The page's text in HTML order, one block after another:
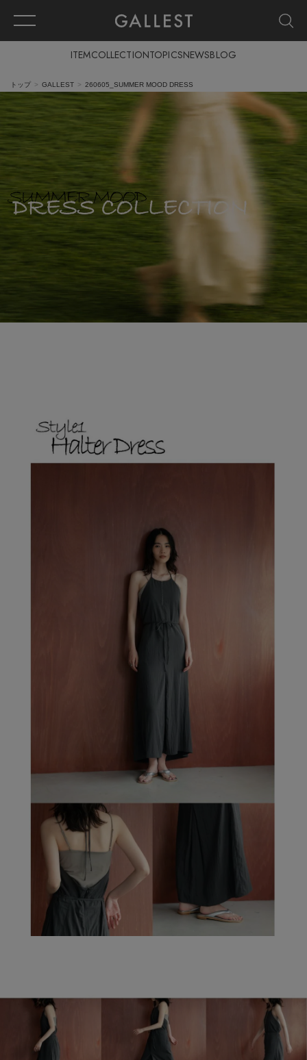
ITEMCOLLECTIONTOPICSNEWSBLOG
トップ GALLEST 260605_SUMMER MOOD DRESS